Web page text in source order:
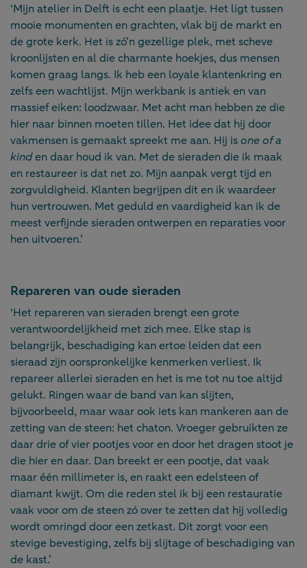
‘Mijn atelier in Delft is echt een plaatje. Het ligt tussen
mooie monumenten en grachten, vlak bij de markt en
de grote kerk. Het is zó’n gezellige plek, met scheve
kroonlijsten en al die charmante hoekjes, dus mensen
komen graag langs. Ik heb een loyale klantenkring en
zelfs een wachtlijst. Mijn werkbank is antiek en van
massief eiken: loodzwaar. Met acht man hebben ze die
hier naar binnen moeten tillen. Het idee dat hij door
vakmensen is gemaakt spreekt me aan. Hij isone of a
kinden daar houd ik van. Met de sieraden die ik maak
en restaureer is dat net zo. Mijn aanpak vergt tijd en
zorgvuldigheid. Klanten begrijpen dit en ik waardeer
hun vertrouwen. Met geduld en vaardigheid kan ik de
meest verfijnde sieraden ontwerpen en reparaties voor
hen uitvoeren.’
Repareren van oude sieraden
‘Het repareren van sieraden brengt een grote
verantwoordelijkheid met zich mee. Elke stap is
belangrijk, beschadiging kan ertoe leiden dat een
sieraad zijn oorspronkelijke kenmerken verliest. Ik
repareer allerlei sieraden en het is me tot nu toe altijd
gelukt. Ringen waar de band van kan slijten,
bijvoorbeeld, maar waar ook iets kan mankeren aan de
zetting van de steen: het chaton. Vroeger gebruikten ze
daar drie of vier pootjes voor en door het dragen stoot je
die hier en daar. Dan breekt er een pootje, dat vaak
maar één millimeter is, en raakt een edelsteen of
diamant kwijt. Om die reden stel ik bij een restauratie
vaak voor om de steen zó over te zetten dat hij volledig
wordt omringd door een zetkast. Dit zorgt voor een
stevige bevestiging, zelfs bij slijtage of beschadiging van
de kast.’